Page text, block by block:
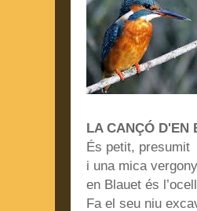
LA CANÇÓ D'EN
És petit, presumit
i una mica
en Blauet és
Fa el seu niu